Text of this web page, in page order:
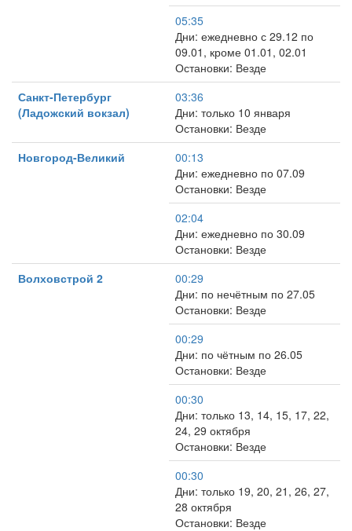
05:35
Дни: ежедневно с 29.12 по
09.01, кроме 01.01, 02.01
Остановки: Везде
Санкт-Петербург
(Ладожский вокзал)
03:36
Дни: только 10 января
Остановки: Везде
Новгород-Великий
00:13
Дни: ежедневно по 07.09
Остановки: Везде
02:04
Дни: ежедневно по 30.09
Остановки: Везде
Волховстрой 2
00:29
Дни: по нечётным по 27.05
Остановки: Везде
00:29
Дни: по чётным по 26.05
Остановки: Везде
00:30
Дни: только 13, 14, 15, 17, 22,
24, 29 октября
Остановки: Везде
00:30
Дни: только 19, 20, 21, 26, 27,
28 октября
Остановки: Везде